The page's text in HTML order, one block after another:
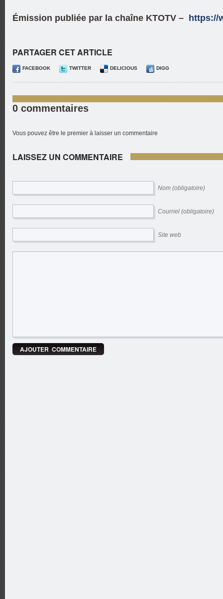
Émission publiée par la chaîne KTOTV – https://
PARTAGER CET ARTICLE
FACEBOOK TWITTER DELICIOUS DIGG
0 commentaires
Vous pouvez être le premier à laisser un commentaire
LAISSEZ UN COMMENTAIRE
Nom (obligatoire)
Courriel (obligatoire)
Site web